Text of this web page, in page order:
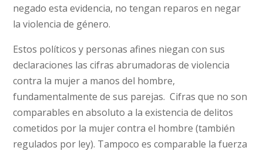
negado esta evidencia, no tengan reparos en negar
la violencia de género.
Estos políticos y personas afines niegan con sus
declaraciones las cifras abrumadoras de violencia
contra la mujer a manos del hombre,
fundamentalmente de sus parejas. Cifras que no son
comparables en absoluto a la existencia de delitos
cometidos por la mujer contra el hombre (también
regulados por ley). Tampoco es comparable la fuerza